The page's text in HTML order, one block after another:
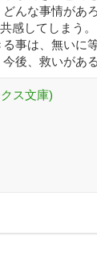
んな事情があ
感してしまう
事は、無いに
後、救いがあ
ス文庫)